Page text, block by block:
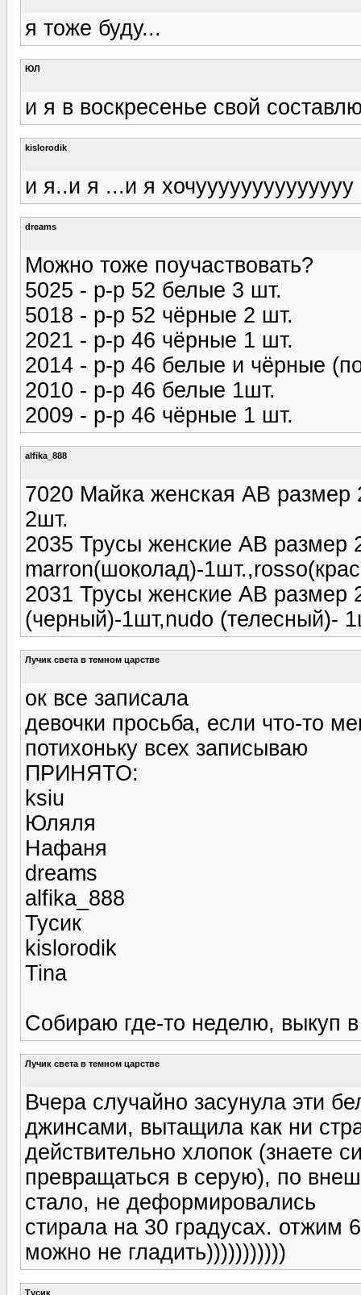
я тоже буду...
ЮЛ
и я в воскресенье свой
kislorodik
и я..и я ...и я хочуууууууууууууу
dreams
Можно тоже поучаствовать?
5025 - р-р 52 белые 3 шт.
5018 - р-р 52 чёрные 2 шт.
2021 - р-р 46 чёрные 1 шт.
2014 - р-р 46 белые и чёрные
2010 - р-р 46 белые 1шт.
2009 - р-р 46 чёрные 1 шт.
alfika_888
7020 Майка женская AB
2шт.
2035 Трусы женские AB размер
marron(шоколад)-
2031 Трусы женские AB
(черный)-1шт,nudo (телесный)-
Лучик света в темном царстве
ок все записала
девочки просьба, если что-то
потихоньку всех записываю
ПРИНЯТО:
ksiu
Юляля
Нафаня
dreams
alfika_888
Тусик
kislorodik
Tina
Собираю где-то неделю, выкуп
Лучик света в темном царстве
Вчера случайно засунула эти
джинсами, вытащила как ни
действительно хлопок (знаете
превращаться в серую), по
стало, не деформировались
стирала на 30 градусах. отжим
можно не гладить)))))))))))
Тусик